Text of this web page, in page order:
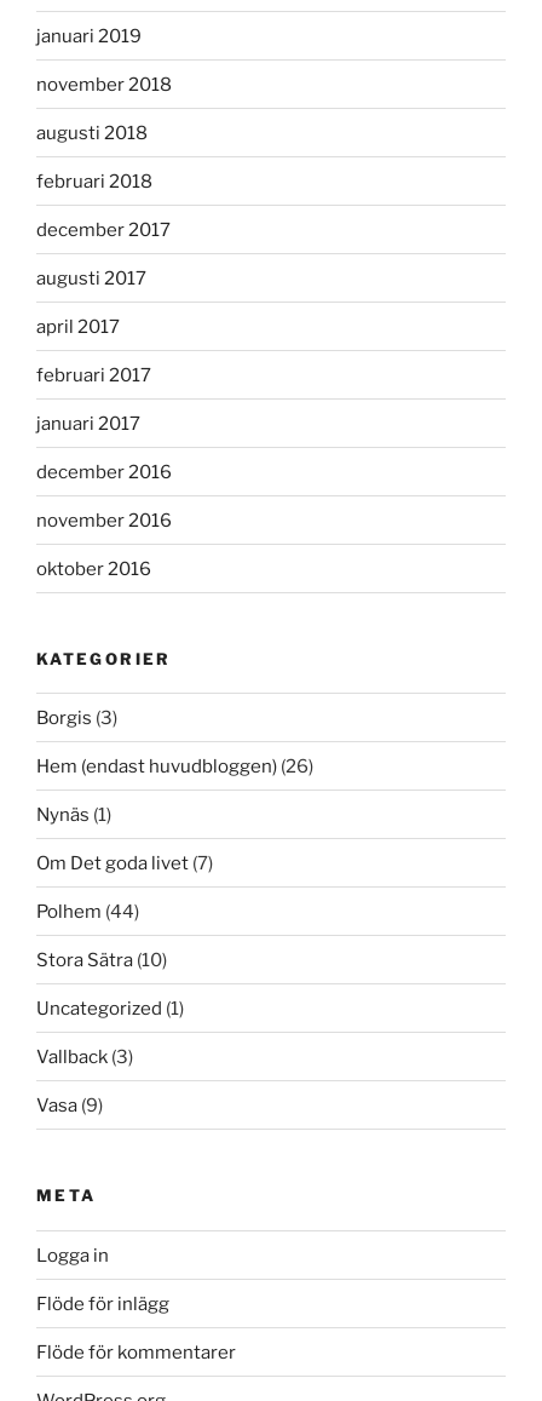
januari 2019
november 2018
augusti 2018
februari 2018
december 2017
augusti 2017
april 2017
februari 2017
januari 2017
december 2016
november 2016
oktober 2016
KATEGORIER
Borgis (3)
Hem (endast huvudbloggen) (26)
Nynäs (1)
Om Det goda livet (7)
Polhem (44)
Stora Sätra (10)
Uncategorized (1)
Vallback (3)
Vasa (9)
META
Logga in
Flöde för inlägg
Flöde för kommentarer